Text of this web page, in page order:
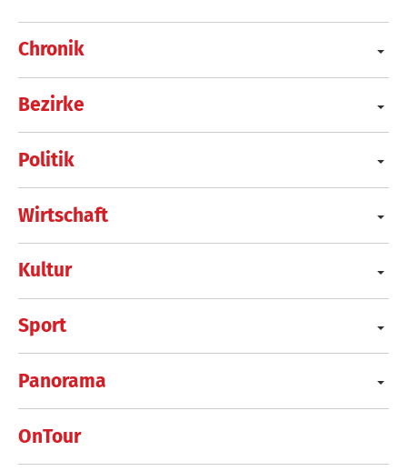
Chronik
Bezirke
Politik
Wirtschaft
Kultur
Sport
Panorama
OnTour